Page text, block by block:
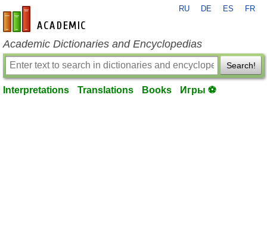
en-academic.com
RU DE ES FR
Academic Dictionaries and Encyclopedias
Search!
Interpretations Translations Books Игры ⚽